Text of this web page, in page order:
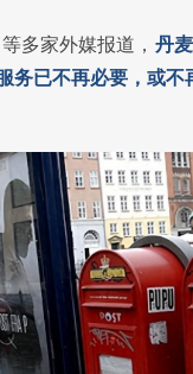
多家外媒报道， 丹
已不再必要，或不